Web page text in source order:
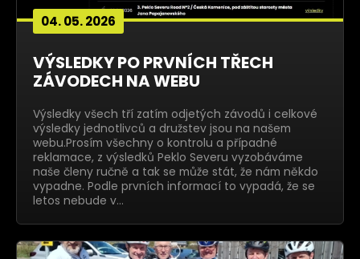
04. 05. 2026
VÝSLEDKY PO PRVNÍCH TŘECH
ZÁVODECH NA WEBU
Výsledky všech tří zatím odjetých závodů i celkové
výsledky jednotlivců a družstev jsou na našem
webu.Prosím všechny o kontrolu a případné
reklamace, z výsledků Peklo Severu vyzobáváme
naše členy ručně a tak se může stát, že nám někdo
vypadne. Podle prvních informací to vypadá, že se
letos nebude v…